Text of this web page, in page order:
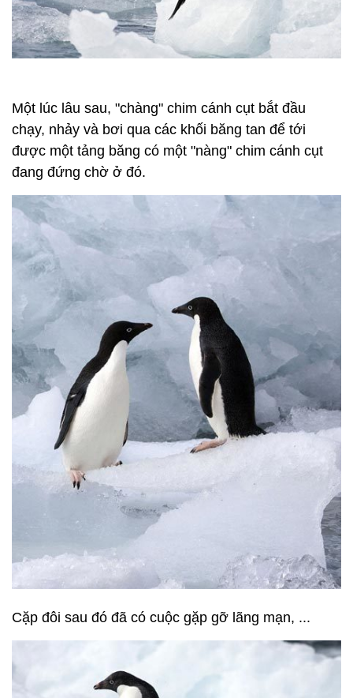
Một lúc lâu sau, "chàng" chim cánh cụt bắt đầu
chạy, nhảy và bơi qua các khối băng tan để tới
được một tảng băng có một "nàng" chim cánh cụt
đang đứng chờ ở đó.
Cặp đôi sau đó đã có cuộc gặp gỡ lãng mạn, ...